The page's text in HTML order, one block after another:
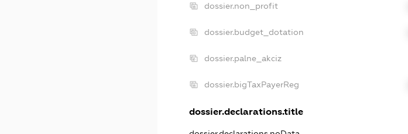
dossier.non_profit
dossier.budget_dotation
dossier.palne_akciz
dossier.bigTaxPayerReg
dossier.declarations.title